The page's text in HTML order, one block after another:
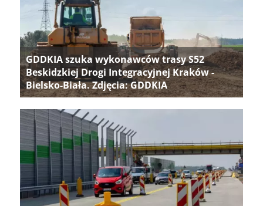
GDDKIA szuka wykonawców trasy S52
Beskidzkiej Drogi Integracyjnej Kraków -
Bielsko-Biała. Zdjęcia: GDDKIA